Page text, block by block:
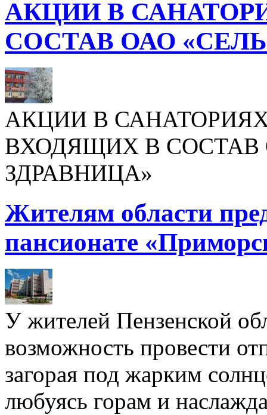
АКЦИИ В
СОСТАВ ОАО
АКЦИИ В
ВХОДЯЩИХ В СОСТАВ
ЗДРАВНИЦА»
Жителям области
пансионате
У жителей Пензенской
возможность провести
загорая под жарким
любуясь горам и